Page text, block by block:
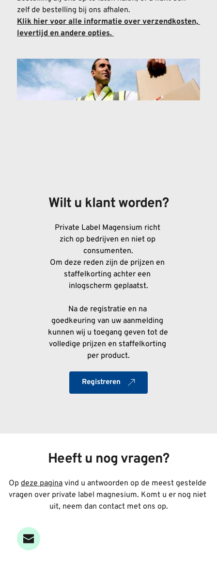
zelf de bestelling bij ons afhalen.
Klik hier voor alle informatie over verzendkosten,
levertijd en andere opties.
Wilt u klant worden?
Private Label Magensium richt
zich op bedrijven en niet op
consumenten.
Om deze reden zijn de prijzen en
staffelkorting achter een
inlogscherm geplaatst.
Na de registratie en na
goedkeuring van uw aanmelding
kunnen wij u toegang geven tot de
volledige prijzen en staffelkorting
per product.
Registreren
Heeft u nog vragen?
Op deze pagina vind u antwoorden op de meest gestelde
vragen over private label magnesium. Komt u er nog niet
uit, neem dan contact met ons op.